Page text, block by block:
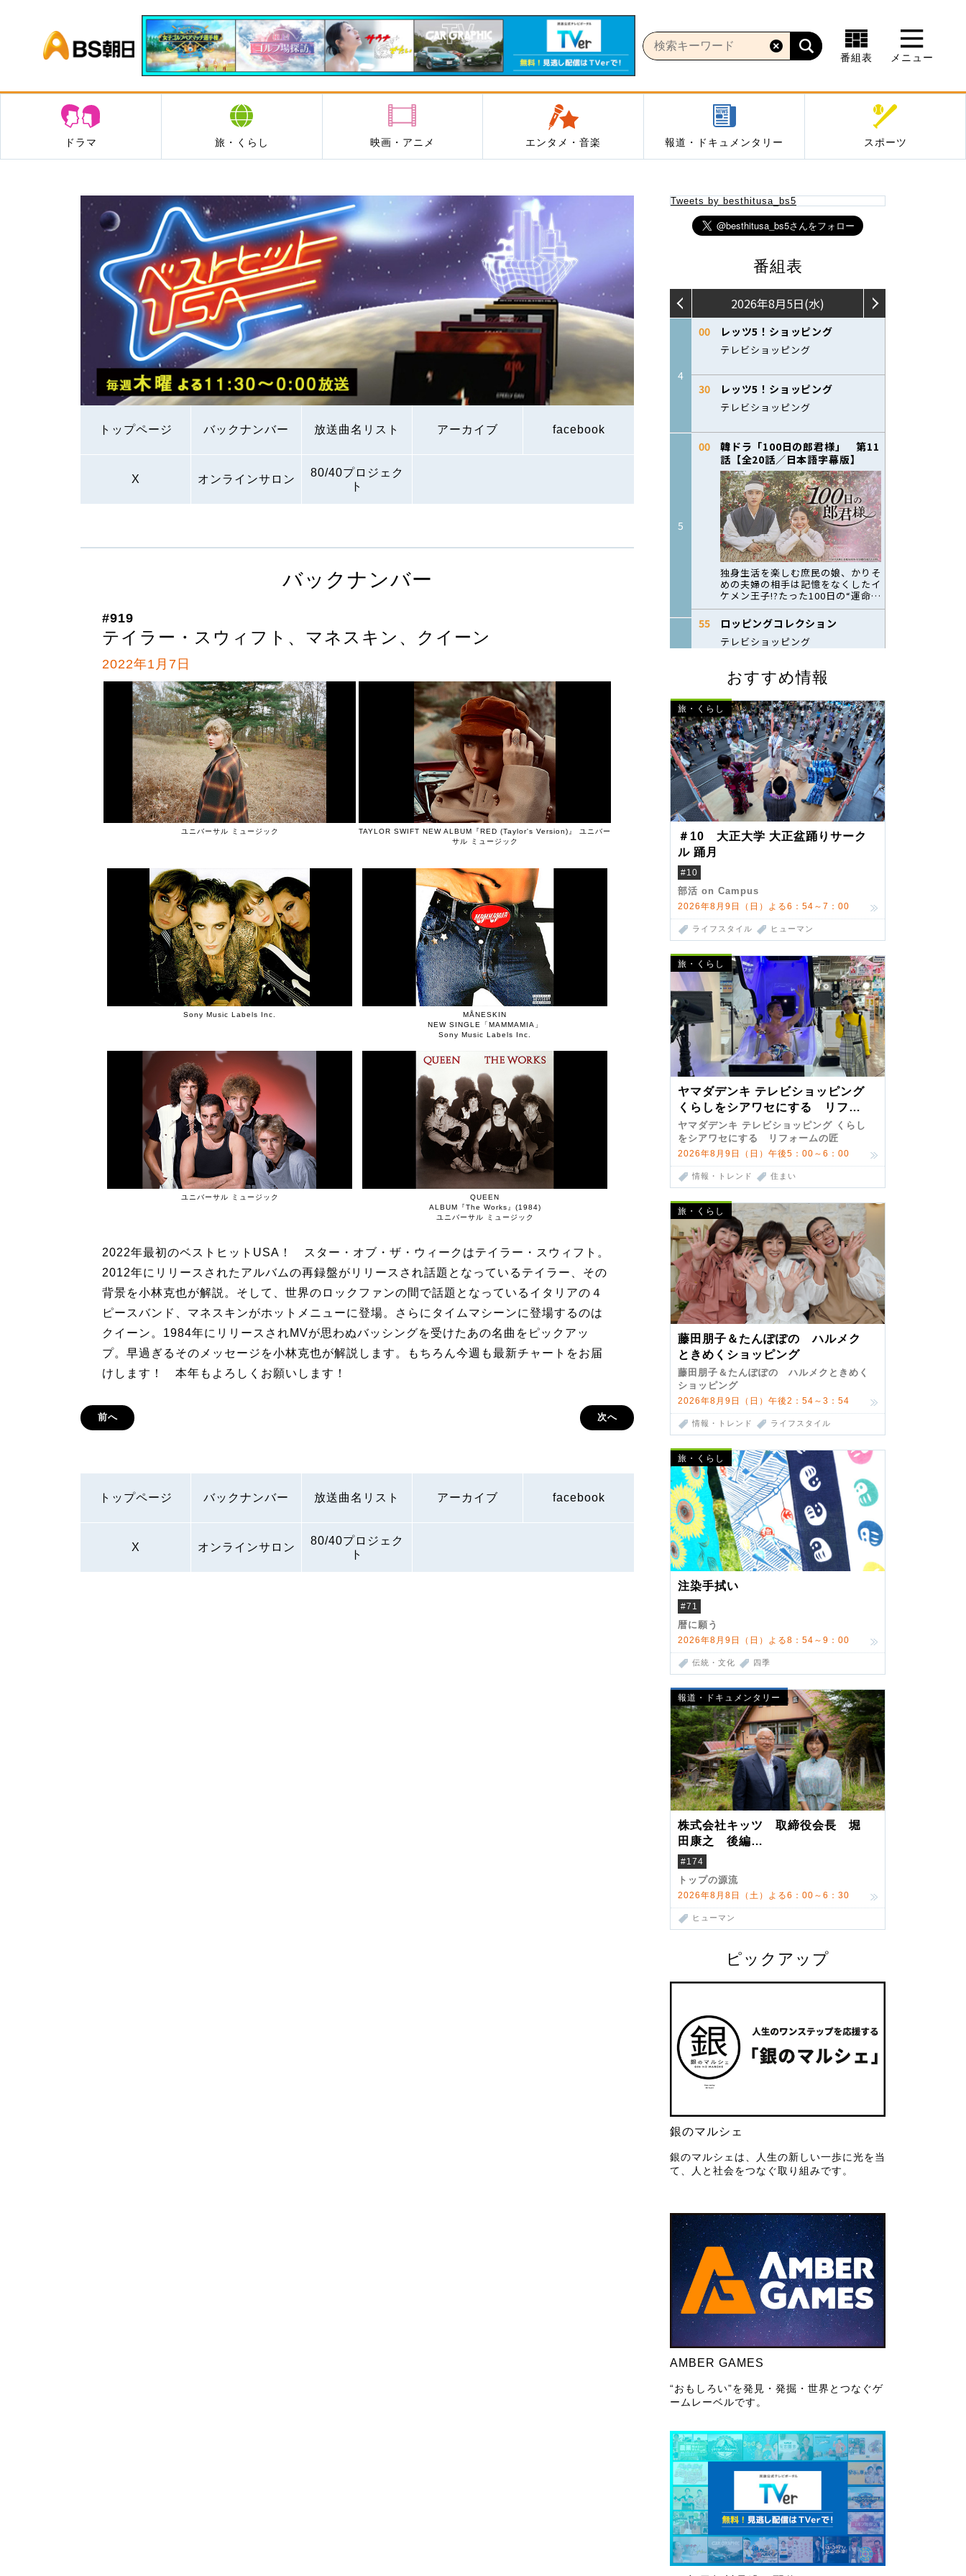
BS朝日
番組表 メニュー
ドラマ 旅・くらし 映画・アニメ エンタメ・音楽 報道・ドキュメンタリー スポーツ
トップページ バックナンバー 放送曲名リスト アーカイブ facebook
X オンラインサロン
80/40プロジェク
ト
Tweets by besthitusa_bs5
番組表
おすすめ情報
旅・くらし
＃10 大正大学 大正盆踊りサーク
ル 踊月
#10
部活 on Campus
2026年8月9日（日）よる6：54～7：00
ライフスタイル ヒューマン
旅・くらし
ヤマダデンキ テレビショッピング
くらしをシアワセにする リフォ
ームの匠 第7弾
ヤマダデンキ テレビショッピング くらし
をシアワセにする リフォームの匠
2026年8月9日（日）午後5：00～6：00
情報・トレンド 住まい
旅・くらし
藤田朋子＆たんぽぽの ハルメク
ときめくショッピング
藤田朋子＆たんぽぽの ハルメクときめく
ショッピング
2026年8月9日（日）午後2：54～3：54
情報・トレンド ライフスタイル
旅・くらし
注染手拭い
#71
暦に願う
2026年8月9日（日）よる8：54～9：00
伝統・文化 四季
報道・ドキュメンタリー
株式会社キッツ 取締役会長 堀
田康之 後編
米国駐在でも浮かんだ八ヶ岳 山
小屋を営んだ父母
#174
トップの源流
2026年8月8日（土）よる6：00～6：30
ヒューマン
ピックアップ
銀のマルシェ
銀のマルシェは、人生の新しい一歩に光を当
て、人と社会をつなぐ取り組みです。
AMBER GAMES
“おもしろい”を発見・発掘・世界とつなぐゲ
ームレーベルです。
バックナンバー
#919
テイラー・スウィフト、マネスキン、クイーン
2022年1月7日
ユニバーサル ミュージック
TAYLOR SWIFT NEW ALBUM『RED (Taylor's Version)』 ユニバー
サル ミュージック
Sony Music Labels Inc.
MÅNESKIN
NEW SINGLE「MAMMAMIA」
Sony Music Labels Inc.
ユニバーサル ミュージック
QUEEN
ALBUM『The Works』(1984)
ユニバーサル ミュージック
2022年最初のベストヒットUSA！ スター・オブ・ザ・ウィークはテイラー・スウィフト。
2012年にリリースされたアルバムの再録盤がリリースされ話題となっているテイラー、その
背景を小林克也が解説。そして、世界のロックファンの間で話題となっているイタリアの４
ピースバンド、マネスキンがホットメニューに登場。さらにタイムマシーンに登場するのは
クイーン。1984年にリリースされMVが思わぬバッシングを受けたあの名曲をピックアッ
プ。早過ぎるそのメッセージを小林克也が解説します。もちろん今週も最新チャートをお届
けします！ 本年もよろしくお願いします！
前へ 次へ
トップページ バックナンバー 放送曲名リスト アーカイブ facebook
X オンラインサロン
80/40プロジェク
ト